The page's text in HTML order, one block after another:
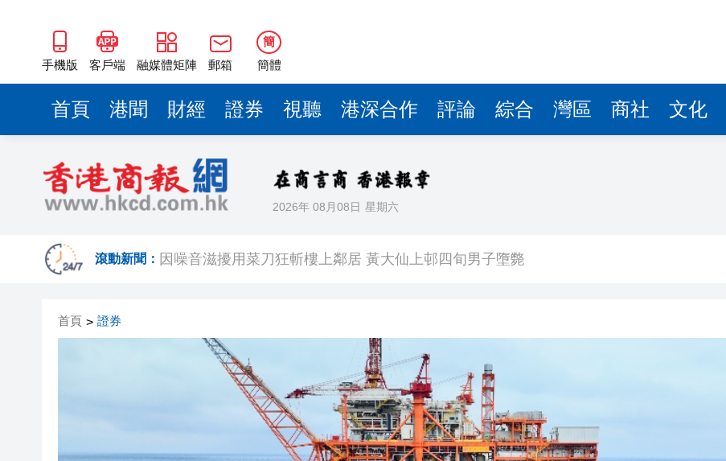
手機版 客戶端 融媒體矩陣 郵箱
簡
簡體
首頁 港聞 財經 證券 視聽 港深合作 評論 綜合 灣區 商社 文化
2026年 08月08日 星期六
滾動新聞： 因噪音滋擾用菜刀狂斬樓上鄰居 黃大仙上邨四旬男子墮斃
下一代AI模型能力逼近「危險邊界」 OpenAI暫停Astra部分研發工作
白宮宴會廳改造再遇阻 特朗普斥裁決「不公」
陝西柞水泥石流災害失聯人員找到 共3人遇難
港區婦聯代表聯誼會 x 騰訊雲WorkBuddy AI分享會舉行
首頁 > 證券